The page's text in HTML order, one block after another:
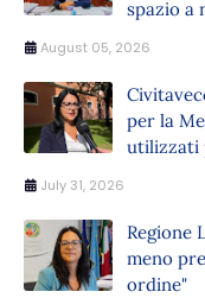
spazio a
August 05, 2026
per la
utilizzati
July 31, 2026
Regione
meno
ordine"